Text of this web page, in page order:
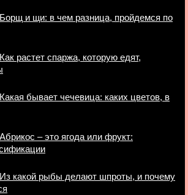
Борщ и щи: в чем разница, пройдемся по
Как растет спаржа, которую едят,
Какая бывает чечевица: каких цветов, в
Абрикос – это ягода или фрукт:
Из какой рыбы делают шпроты, и почему